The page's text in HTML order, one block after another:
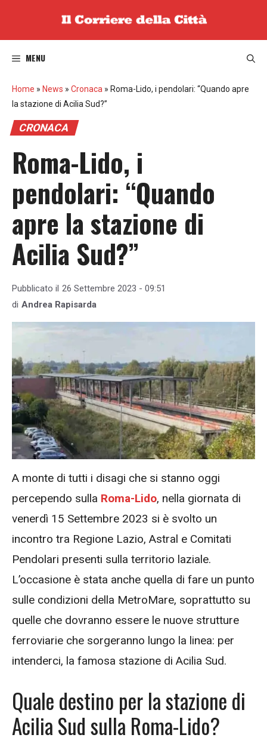
MENU
Home » News » Cronaca » Roma-Lido, i pendolari: “Quando apre
la stazione di Acilia Sud?”
CRONACA
Roma-Lido, i
pendolari: “Quando
apre la stazione di
Acilia Sud?”
Pubblicato il 26 Settembre 2023 - 09:51
di Andrea Rapisarda
A monte di tutti i disagi che si stanno oggi
percependo sulla Roma-Lido, nella giornata di
venerdì 15 Settembre 2023 si è svolto un
incontro tra Regione Lazio, Astral e Comitati
Pendolari presenti sulla territorio laziale.
L’occasione è stata anche quella di fare un punto
sulle condizioni della MetroMare, soprattutto su
quelle che dovranno essere le nuove strutture
ferroviarie che sorgeranno lungo la linea: per
intenderci, la famosa stazione di Acilia Sud.
Quale destino per la stazione di
Acilia Sud sulla Roma-Lido?